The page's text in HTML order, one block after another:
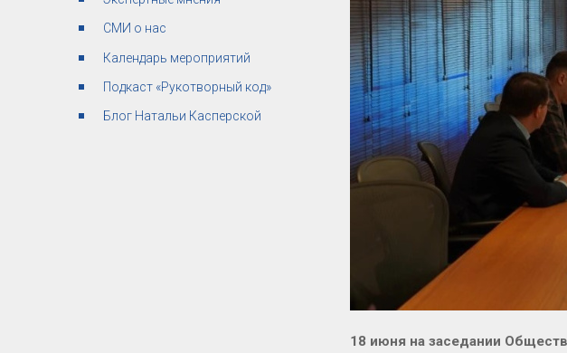
СМИ о нас
Календарь мероприятий
Подкаст «Рукотворный код»
Блог Натальи Касперской
18 июня на заседании